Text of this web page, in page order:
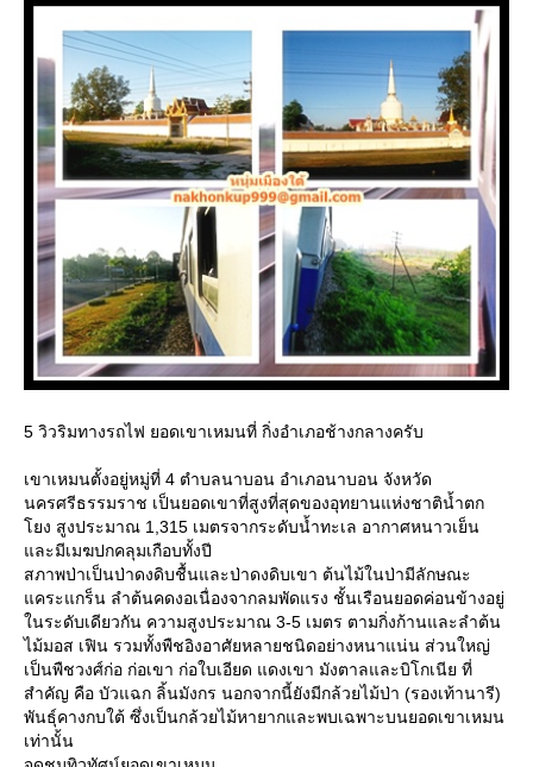
5 วิวริมทางรถไฟ ยอดเขาเหมนที่ กิ่งอำเภอช้างกลางครับ
เขาเหมนตั้งอยู่หมู่ที่ 4 ตำบลนาบอน อำเภอนาบอน จังหวัด
นครศรีธรรมราช เป็นยอดเขาที่สูงที่สุดของอุทยานแห่งชาติน้ำตก
ง สูงประมาณ 1,315 เมตรจากระดับน้ำทะเล อากาศหนาวเย็น
ละมีเมฆปกคลุมเกือบทั้งปี
สภาพป่าเป็นป่าดงดิบชื้นและป่าดงดิบเขา ต้นไม้ในป่ามีลักษณะ
คระแกร็น ลำต้นคดงอเนื่องจากลมพัดแรง ชั้นเรือนยอดค่อนข้างอยู่
นระดับเดียวกัน ความสูงประมาณ 3-5 เมตร ตามกิ่งก้านและลำต้น
ไม้มอส เฟิน รวมทั้งพืชอิงอาศัยหลายชนิดอย่างหนาแน่น ส่วนใหญ่
เป็นพืชวงศ์ก่อ ก่อเขา ก่อใบเอียด แดงเขา มังตาลและบิโกเนีย ที่
สำคัญ คือ บัวแฉก ลิ้นมังกร นอกจากนี้ยังมีกล้วยไม้ป่า (รองเท้านารี)
พันธุ์คางกบใต้ ซึ่งเป็นกล้วยไม้หายากและพบเฉพาะบนยอดเขาเหมน
เท่านั้น